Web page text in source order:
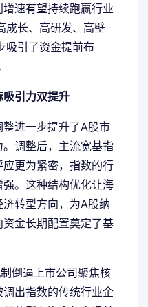
速有望持续跑赢行业
成长、高研发、高壁
吸引了资金提前布
引力双提升
进一步提升了A股市
调整后，主流宽基指
更为紧密，指数的行
。这种结构优化让海
转型方向，为A股纳
金长期配置奠定了基
倒逼上市公司聚焦核
出指数的传统行业企